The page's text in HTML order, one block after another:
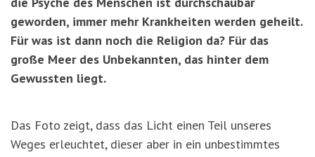
geworden, immer mehr Krankheiten werden geheilt.
Für was ist dann noch die Religion da? Für das
große Meer des Unbekannten, das hinter dem
Gewussten liegt.
Das Foto zeigt, dass das Licht einen Teil unseres
Weges erleuchtet, dieser aber in ein unbestimmtes